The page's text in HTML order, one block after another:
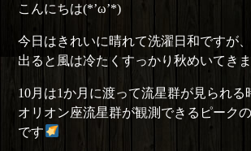
こんにちは(*’ω’*)
今日はきれいに晴れて洗濯日和ですが
出ると風は冷たくすっかり秋めいてき
10月は1か月に渡って流星群が見られる
オリオン座流星群が観測できるピーク
です